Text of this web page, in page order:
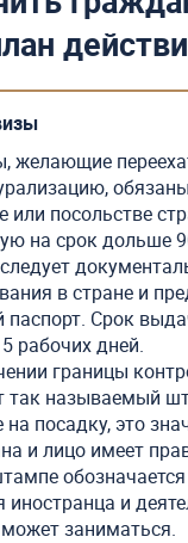
желающие
или посольстве
на срок дольше
в стране и
паспорт. Срок
рабочих дней.
границы
так называемый
посадку, это
и лицо имеет
обозначается
иностранца и
заниматься.